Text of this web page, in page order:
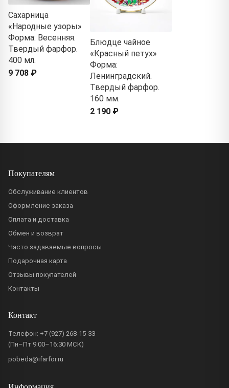
Сахарница
«Народные узоры»
Форма: Весенняя.
Твердый фарфор.
400 мл.
9 708 ₽
Блюдце чайное
«Красный петух»
Форма:
Ленинградский.
Твердый фарфор.
160 мм.
2 190 ₽
Покупателям
Обслуживание клиентов
Оформление заказа
Оплата и доставка
Обмен и возврат
Часто задаваемые вопросы
Подарочная карта
Отзывы покупателей
Контакты
Контакт
Телефон: +7 (927) 268-15-33
(Пн–Пт 9:00–16:30 МСК)
pobeda@ifarfor.ru